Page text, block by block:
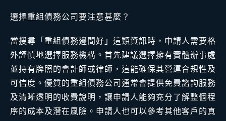
選擇重組債務公司要注意甚麼？
當搜尋「重組債務邊間好」這類資訊時，申請人需要格
外謹慎地選擇服務機構。首先建議選擇擁有實體辦事處
並持有牌照的會計師或律師，這能確保其營運合規性及
可信度。優質的重組債務公司通常會提供免費諮詢服務
及清晰透明的收費說明，讓申請人能夠充分了解整個程
序的成本及潛在風險。申請人也可以參考其他客戶的真